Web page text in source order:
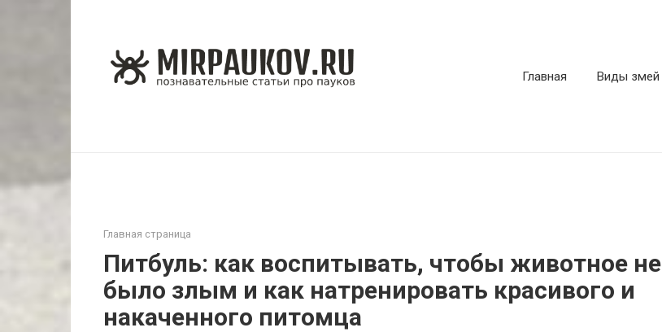
Главная Виды змей
Главная страница
Питбуль: как воспитывать, чтобы животное не
было злым и как натренировать красивого и
накаченного питомца